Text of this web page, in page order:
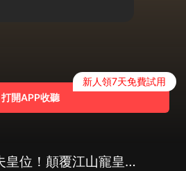
打開APP收聽
新人領7天免費試用
截胡渣夫皇位！顛覆江山寵皇叔 | 古言宅鬥宮鬥